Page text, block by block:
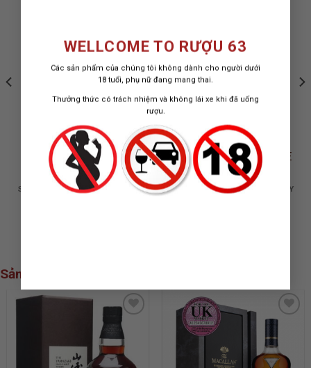
WELLCOME TO RƯỢU 63
Các sản phẩm của chúng tôi không dành cho người dưới
18 tuổi, phụ nữ đang mang thai.
Thưởng thức có trách nhiệm và không lái xe khi đã uống
rượu.
RƯỢU SINGLETON 42
NĂM GLEN ORD
SPEYSIDE SINGLE MALT WHISKY
RƯỢU GLENLIVET CODE
SPEYSIDE SINGLE MALT WHISKY
Sản phẩm xem nhiều nhất
ADD TO
WISHLIST
ADD TO
WISHLIST